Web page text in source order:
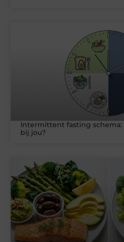
Intermittent fasting schema:
bij jou?